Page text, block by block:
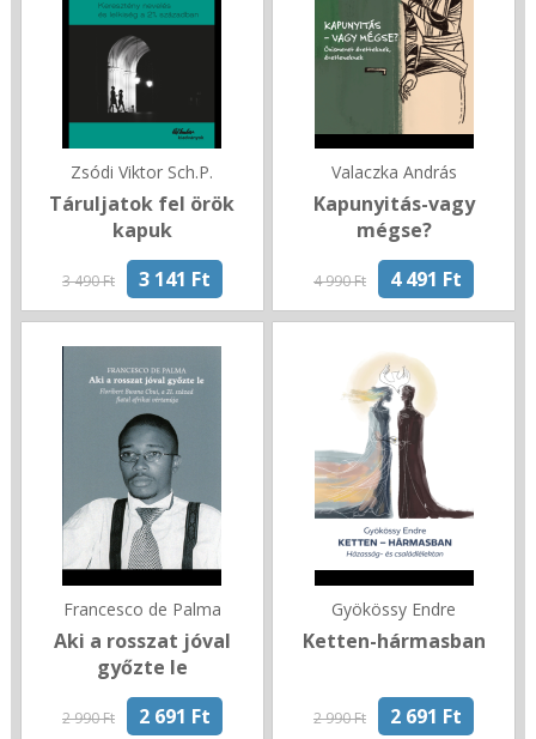
Zsódi Viktor Sch.P.
Táruljatok fel örök
kapuk
3 490 Ft 3 141 Ft
Valaczka András
Kapunyitás-vagy
mégse?
4 990 Ft 4 491 Ft
Francesco de Palma
Aki a rosszat jóval
győzte le
2 990 Ft 2 691 Ft
Gyökössy Endre
Ketten-hármasban
2 990 Ft 2 691 Ft